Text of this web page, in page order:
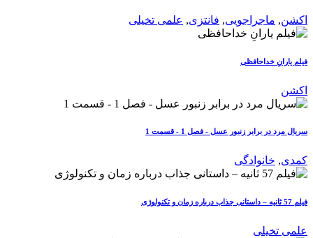
اکشن, ماجراجویی, فانتزی, علمی تخیلی
فیلم یارانِ خداحافظی
اکشن
سریال مرد در برابر زنبور عسل - فصل 1 - قسمت 1
کمدی, خانوادگی
فیلم 57 ثانیه – داستانی جذاب درباره زمان و تکنولوژی
علمی تخیلی